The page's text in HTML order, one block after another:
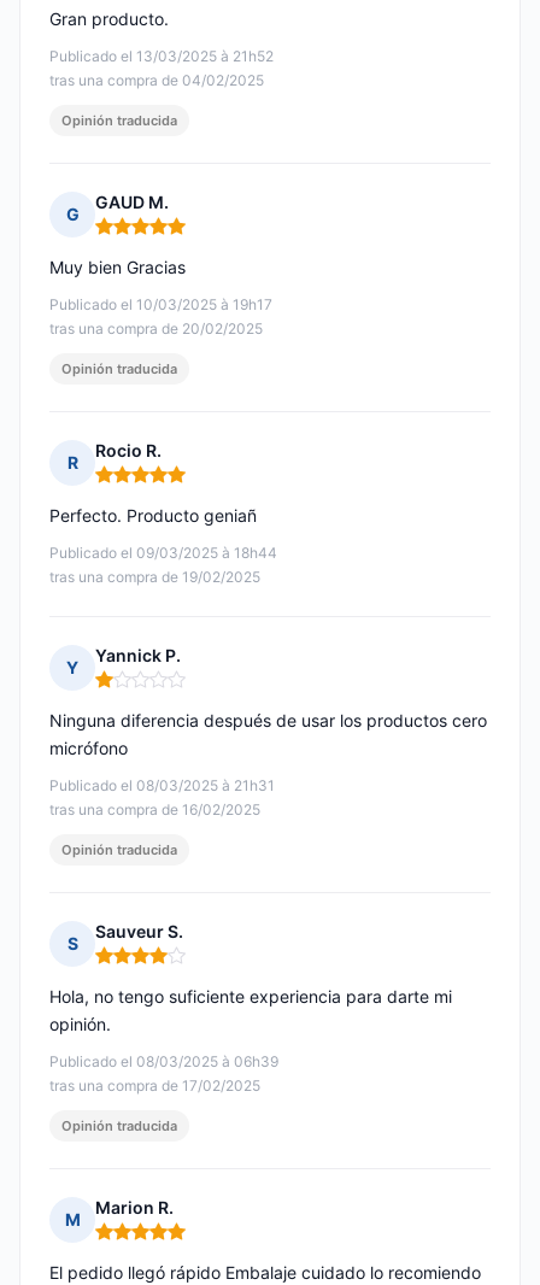
Publicado el 13/03/2025 à 21h52
tras una compra de 04/02/2025
Gran producto.
Opinión traducida
G
GAUD M.
Nota: 5 de 5
Publicado el 10/03/2025 à 19h17
tras una compra de 20/02/2025
Muy bien Gracias
Opinión traducida
R
Rocio R.
Nota: 5 de 5
Publicado el 09/03/2025 à 18h44
tras una compra de 19/02/2025
Perfecto. Producto geniañ
Y
Yannick P.
Nota: 1 de 5
Publicado el 08/03/2025 à 21h31
tras una compra de 16/02/2025
Ninguna diferencia después de usar los productos cero
micrófono
Opinión traducida
S
Sauveur S.
Nota: 4 de 5
Publicado el 08/03/2025 à 06h39
tras una compra de 17/02/2025
Hola, no tengo suficiente experiencia para darte mi
opinión.
Opinión traducida
M
Marion R.
Nota: 5 de 5
El pedido llegó rápido Embalaje cuidado lo recomiendo